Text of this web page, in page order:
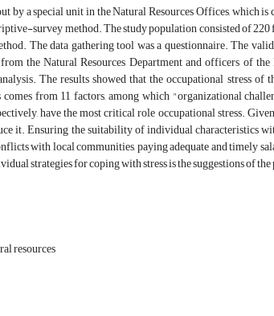
by a special unit in the Natural Resources Offices, which
survey method. The study population consisted of
The data gathering tool was a questionnaire. The
the Natural Resources Department and officers of
The results showed that the occupational stress
from 11 factors, among which "organizational
have the most critical role occupational stress.
it. Ensuring the suitability of individual characteristics
with local communities, paying adequate and timely
strategies for coping with stress is the suggestions of the
resources